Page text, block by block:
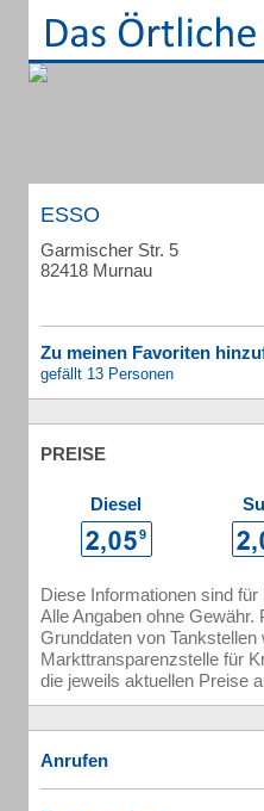
ESSO
Garmischer Str. 5
82418 Murnau
Zu meinen Favoriten
gefällt 13 Personen
PREISE
Diesel
Diese Informationen sind
Alle Angaben ohne Gewähr.
Grunddaten von
Markttransparenzstelle für
die jeweils aktuellen Preise
Anrufen